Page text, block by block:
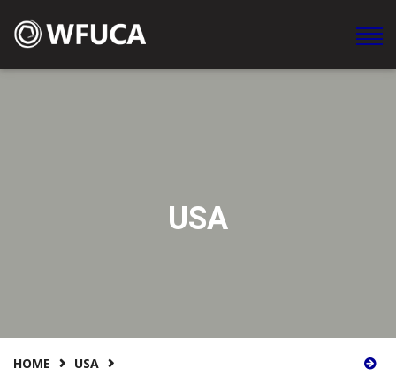
WFUCA Federación Mundial de Clubes y Asociaciones en
USA
HOME USA